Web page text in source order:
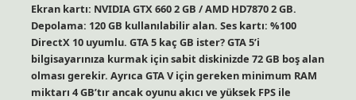
Ekran kartı: NVIDIA GTX 660 2 GB / AMD HD7870 2 GB.
Depolama: 120 GB kullanılabilir alan. Ses kartı: %100
DirectX 10 uyumlu. GTA 5 kaç GB ister? GTA 5’i
bilgisayarınıza kurmak için sabit diskinizde 72 GB boş alan
olması gerekir. Ayrıca GTA V için gereken minimum RAM
miktarı 4 GB’tır ancak oyunu akıcı ve yüksek FPS ile